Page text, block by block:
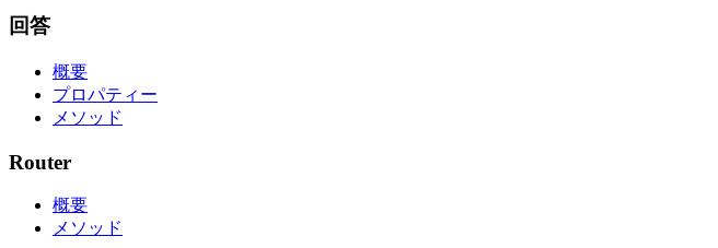
回答
概要
プロパティー
メソッド
Router
概要
メソッド